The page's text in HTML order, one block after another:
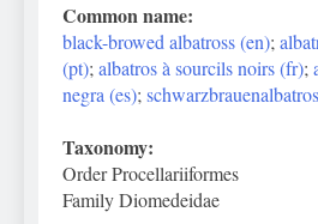
Common name:
black-browed albatross (en);
(pt);albatros à sourcils noirs (fr);
negra (es);
Taxonomy:
Order Procellariiformes
Family Diomedeidae